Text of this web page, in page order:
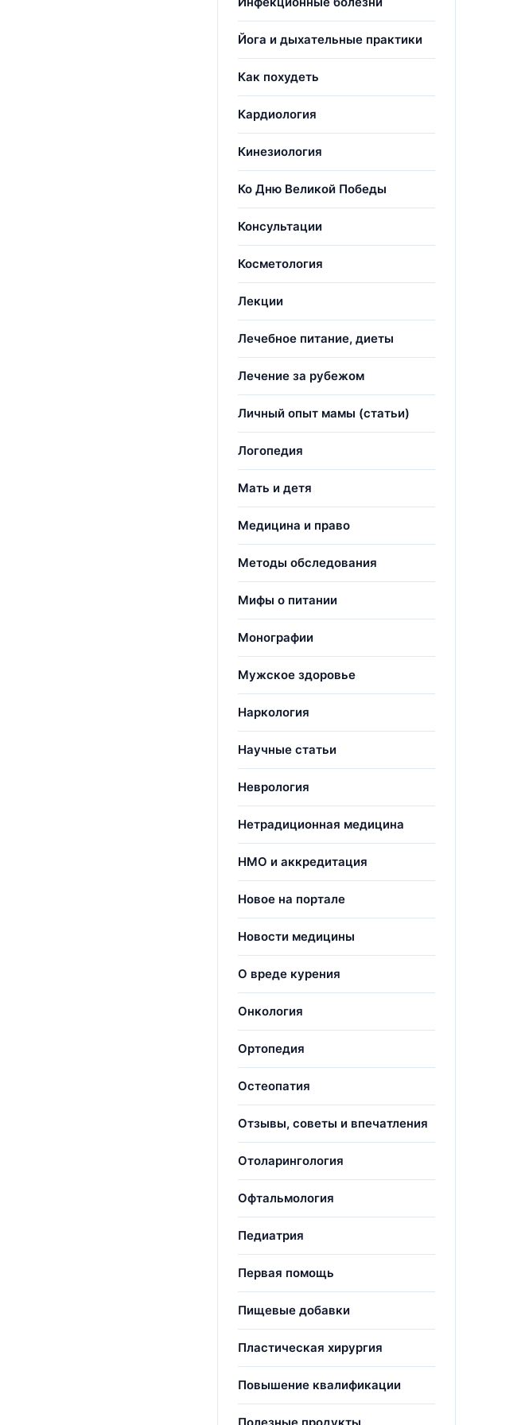
Йога и дыхательные практики
Как похудеть
Кардиология
Кинезиология
Ко Дню Великой Победы
Консультации
Косметология
Лекции
Лечебное питание, диеты
Лечение за рубежом
Личный опыт мамы (статьи)
Логопедия
Мать и детя
Медицина и право
Методы обследования
Мифы о питании
Монографии
Мужское здоровье
Наркология
Научные статьи
Неврология
Нетрадиционная медицина
НМО и аккредитация
Новое на портале
Новости медицины
О вреде курения
Онкология
Ортопедия
Остеопатия
Отзывы, советы и впечатления
Отоларингология
Офтальмология
Педиатрия
Первая помощь
Пищевые добавки
Пластическая хирургия
Повышение квалификации